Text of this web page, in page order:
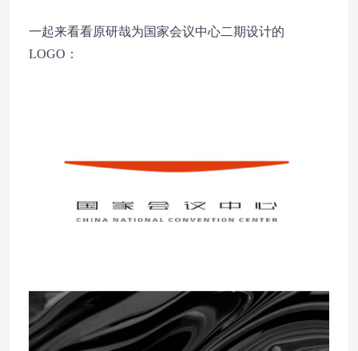
一起来看看原研哉为国家会议中心二期设计的
LOGO：